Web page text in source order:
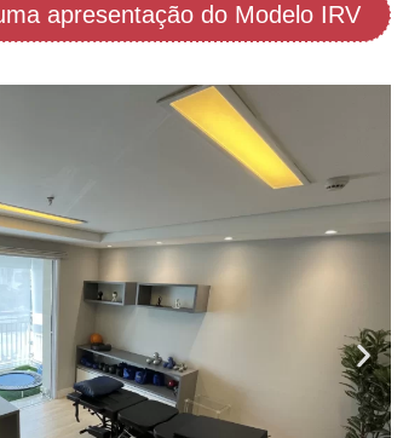
apresentação do Modelo IRV